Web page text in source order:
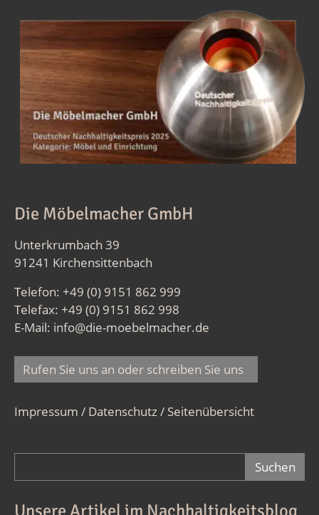
Die Möbelmacher GmbH
Unterkrumbach 39
91241 Kirchensittenbach
Telefon: +49 (0) 9151 862 999
Telefax: +49 (0) 9151 862 998
E-Mail: info@die-moebelmacher.de
Rufen Sie uns an oder schreiben Sie uns
Impressum / Datenschutz/ Seitenübersicht